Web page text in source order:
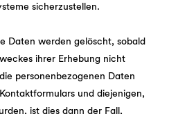
sicherzustellen.
Daten werden gelöscht, sobald
ihrer Erhebung nicht
personenbezogenen Daten
und diejenigen,
ist dies dann der Fall,